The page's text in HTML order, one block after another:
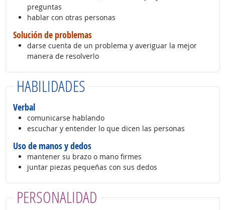
preguntas
hablar con otras personas
Solución de problemas
darse cuenta de un problema y averiguar la mejor
manera de resolverlo
HABILIDADES
Verbal
comunicarse hablando
escuchar y entender lo que dicen las personas
Uso de manos y dedos
mantener su brazo o mano firmes
juntar piezas pequeñas con sus dedos
PERSONALIDAD